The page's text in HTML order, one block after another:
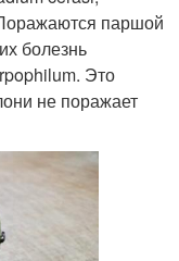
паршой
болезнь
Это
не поражает